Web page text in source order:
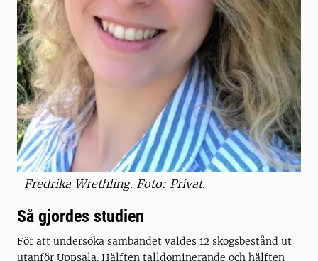
Fredrika Wrethling. Foto: Privat.
Så gjordes studien
För att undersöka sambandet valdes 12 skogsbestånd ut
utanför Uppsala. Hälften talldominerande och hälften